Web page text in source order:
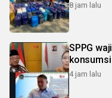
8 jam lalu
SPPG
4 jam lalu